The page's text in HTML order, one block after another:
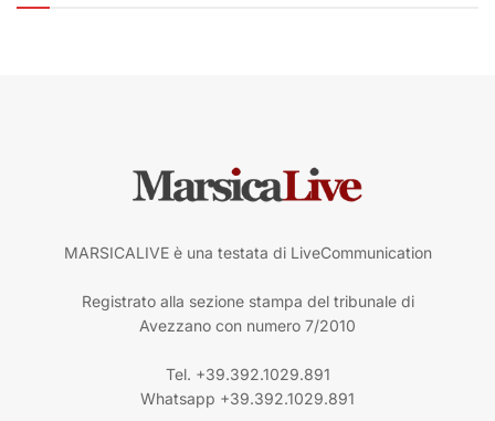
MARSICALIVE è una testata di LiveCommunication
Registrato alla sezione stampa del tribunale di
Avezzano con numero 7/2010
Tel. +39.392.1029.891
Whatsapp +39.392.1029.891